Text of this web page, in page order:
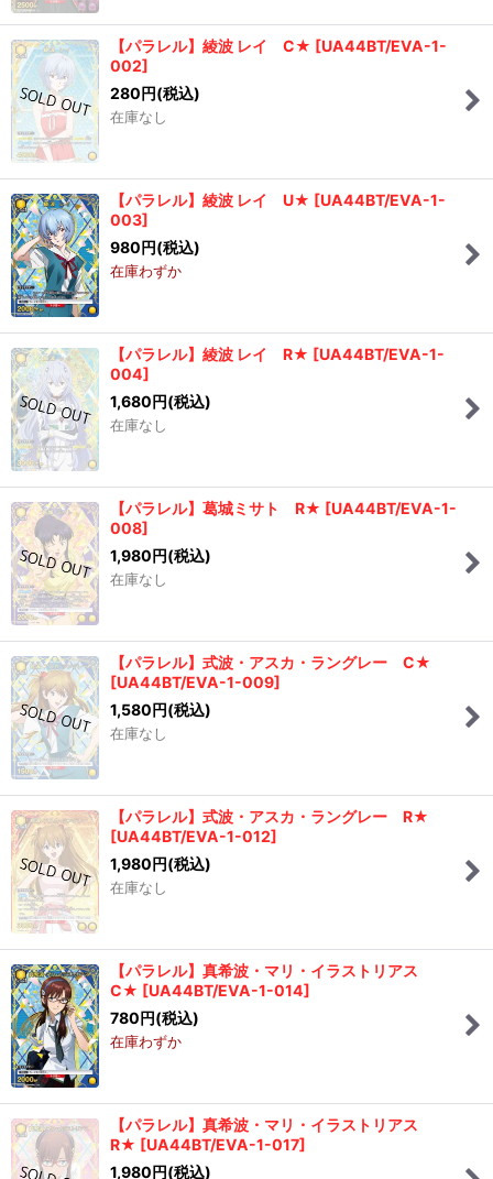
【パラレル】綾波 レイ C★ [UA44BT/EVA-1-
002]
280円(税込)
在庫なし
【パラレル】綾波 レイ U★ [UA44BT/EVA-1-
003]
980円(税込)
在庫わずか
【パラレル】綾波 レイ R★ [UA44BT/EVA-1-
004]
1,680円(税込)
在庫なし
【パラレル】葛城ミサト R★ [UA44BT/EVA-1-
008]
1,980円(税込)
在庫なし
【パラレル】式波・アスカ・ラングレー C★
[UA44BT/EVA-1-009]
1,580円(税込)
在庫なし
【パラレル】式波・アスカ・ラングレー R★
[UA44BT/EVA-1-012]
1,980円(税込)
在庫なし
【パラレル】真希波・マリ・イラストリアス
C★ [UA44BT/EVA-1-014]
780円(税込)
在庫わずか
【パラレル】真希波・マリ・イラストリアス
R★ [UA44BT/EVA-1-017]
1,980円(税込)